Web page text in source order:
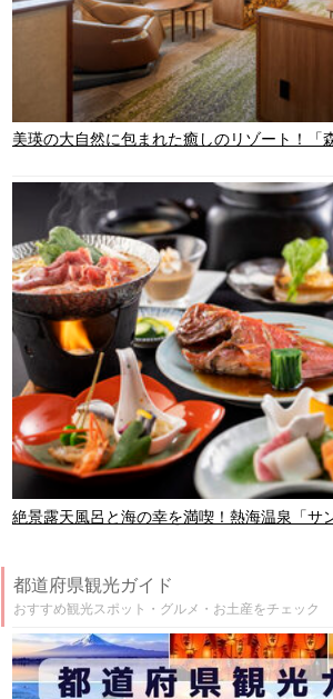
美瑛の大自然に包まれた癒しのリゾート！「
絶景露天風呂と海の幸を満喫！熱海温泉「サ
都道府県観光ガイド
おすすめ観光スポット・グルメ・お土産をチェック